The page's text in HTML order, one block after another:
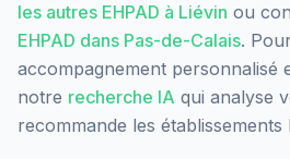
les autres EHPAD à Liévin ou
EHPAD dans Pas-de-Calais.
accompagnement personnalisé
notre recherche IA qui analyse
recommande les établissements